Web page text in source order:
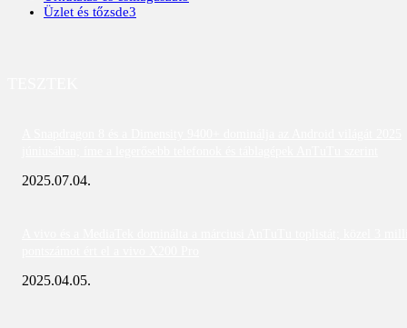
Üzlet és tőzsde3
2025.07.04.
2025.04.05.